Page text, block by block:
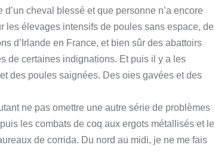
cheval blessé et que personne n’a encore
élevages intensifs de poules sans espace, de
d’Irlande en France, et bien sûr des abattoirs
de certaines indignations. Et puis il y a les
des poules saignées. Des oies gavées et des
ne pas omettre une autre série de problèmes
les combats de coq aux ergots métallisés et le
de corrida. Du nord au midi, je ne me fais